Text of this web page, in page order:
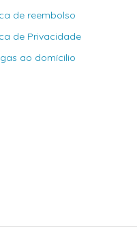
de reembolso
de Privacidade
ao domícilio